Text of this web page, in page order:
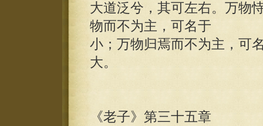
大道泛兮，其可左右。万物
物而不为主，可名于
小；万物归焉而不为主，可
大。
《老子》第三十五章